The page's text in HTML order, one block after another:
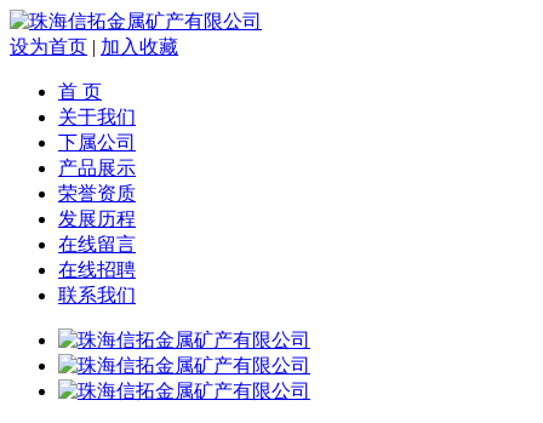
设为首页 | 加入收藏
首 页
关于我们
下属公司
产品展示
荣誉资质
发展历程
在线留言
在线招聘
联系我们